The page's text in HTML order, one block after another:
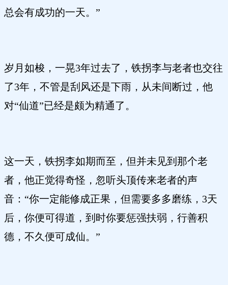
总会有成功的一天。”
岁月如梭，一晃3年过去了，铁拐李与老者也交往
了3年，不管是刮风还是下雨，从未间断过，他
对“仙道”已经是颇为精通了。
这一天，铁拐李如期而至，但并未见到那个老
者，他正觉得奇怪，忽听头顶传来老者的声
音：“你一定能修成正果，但需要多多磨练，3天
后，你便可得道，到时你要惩强扶弱，行善积
德，不久便可成仙。”